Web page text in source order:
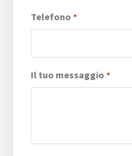
Telefono *
Il tuo messaggio *